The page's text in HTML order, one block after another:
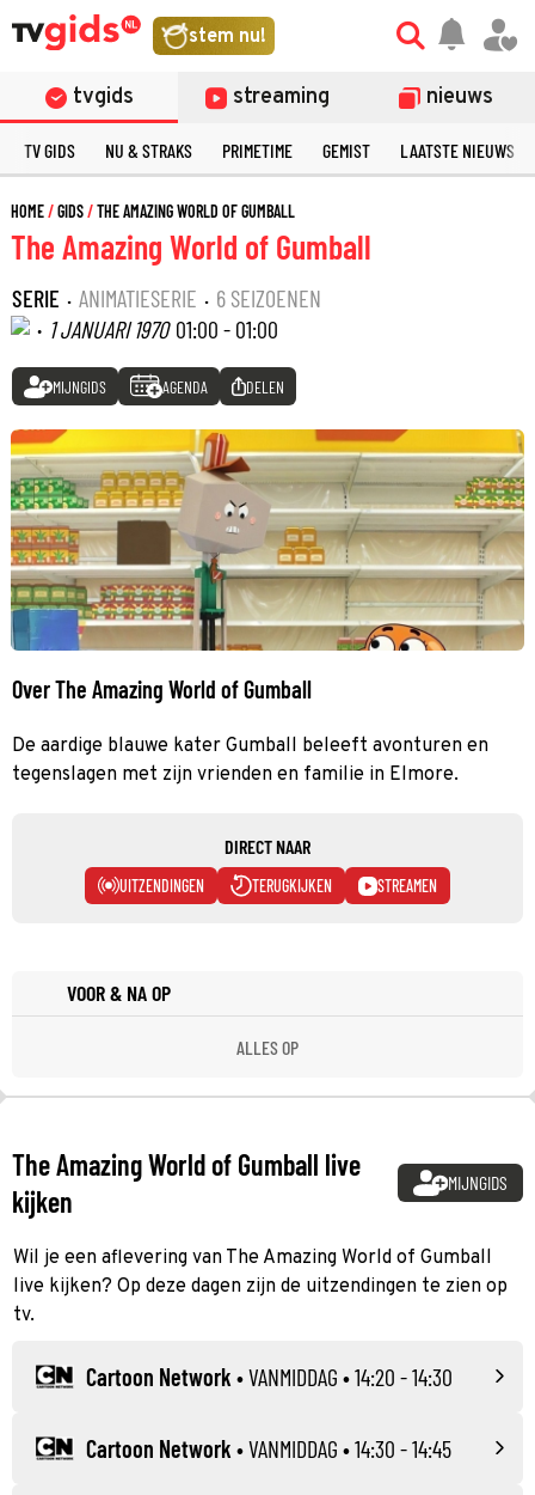
stem nu!
tvgids streaming nieuws
TV GIDS NU & STRAKS PRIMETIME GEMIST LAATSTE NIEUWS
HOME GIDS THE AMAZING WORLD OF GUMBALL
The Amazing World of Gumball
SERIE · ANIMATIESERIE · 6 SEIZOENEN
· 1 JANUARI 1970 01:00 - 01:00
MIJNGIDS AGENDA DELEN
Over The Amazing World of Gumball
De aardige blauwe kater Gumball beleeft avonturen en
tegenslagen met zijn vrienden en familie in Elmore.
DIRECT NAAR
UITZENDINGEN TERUGKIJKEN STREAMEN
VOOR & NA OP
ALLES OP
The Amazing World of Gumball live
kijken
MIJNGIDS
Wil je een aflevering van The Amazing World of Gumball
live kijken? Op deze dagen zijn de uitzendingen te zien op
tv.
Cartoon Network •VANMIDDAG • 14:20 - 14:30
Cartoon Network •VANMIDDAG • 14:30 - 14:45